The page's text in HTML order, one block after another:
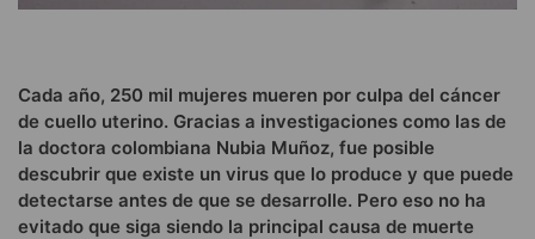
Cada año, 250 mil mujeres mueren por culpa del cáncer
de cuello uterino. Gracias a investigaciones como las de
la doctora colombiana Nubia Muñoz, fue posible
descubrir que existe un virus que lo produce y que puede
detectarse antes de que se desarrolle. Pero eso no ha
evitado que siga siendo la principal causa de muerte